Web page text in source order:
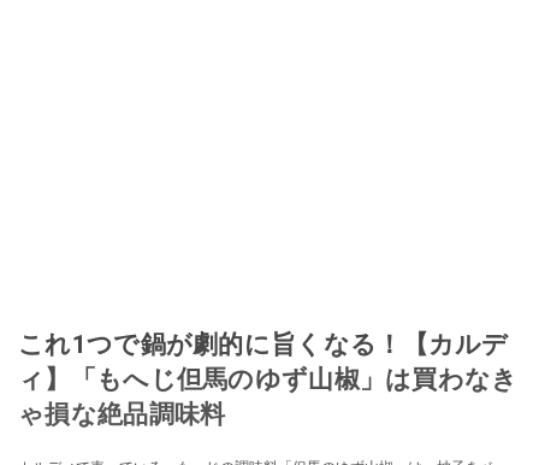
これ1つで鍋が劇的に旨くなる！【カルデ
ィ】「もへじ但馬のゆず山椒」は買わなき
ゃ損な絶品調味料